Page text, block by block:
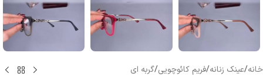
خانه/عینک زنانه/فریم کائوچویی/گربه ای